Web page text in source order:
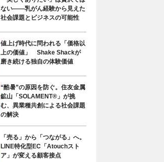
ない――乳がん経験から見えた
社会課題とビジネスの可能性
値上げ時代に問われる「価格以
上の価値」 Shake Shackが
磨き続ける独自の体験価値
“酷暑”の原因を防ぐ。住友金属
鉱山「SOLAMENT®」が挑
む、異業種共創による社会課題
の解決
「売る」から「つながる」へ。
LINE特化型EC「Atouchスト
ア」が変える顧客接点